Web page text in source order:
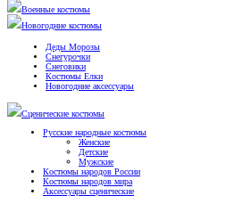
Военные костюмы
Новогодние костюмы
Деды Морозы
Снегурочки
Снеговики
Костюмы Елки
Новогодние аксессуары
Сценические костюмы
Русские народные костюмы
Женские
Детские
Мужские
Костюмы народов России
Костюмы народов мира
Аксессуары сценические